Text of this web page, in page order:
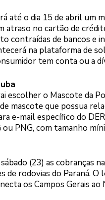
até o dia 15 de abril um
atraso no cartão de
contraídas de bancos e
na plataforma de
tem conta ou a
escolher o Mascote da
mascote que possua
e-mail específico do
PNG, com tamanho
(23) as cobranças
de rodovias do Paraná.
os Campos Gerais